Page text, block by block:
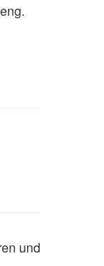
und